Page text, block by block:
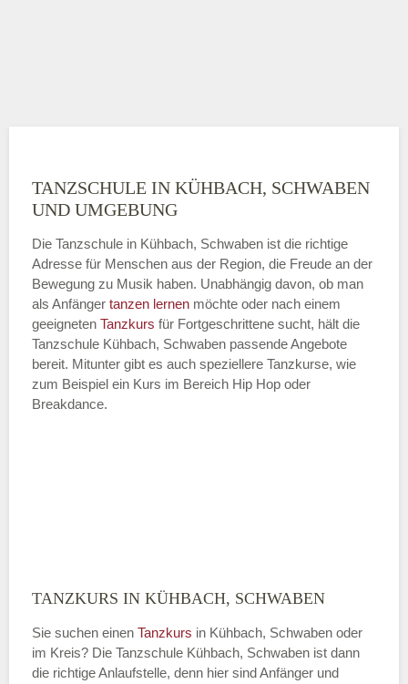
TANZSCHULE IN KÜHBACH, SCHWABEN
UND UMGEBUNG
Die Tanzschule in Kühbach, Schwaben ist die richtige
Adresse für Menschen aus der Region, die Freude an der
Bewegung zu Musik haben. Unabhängig davon, ob man
als Anfänger tanzen lernen möchte oder nach einem
geeigneten Tanzkurs für Fortgeschrittene sucht, hält die
Tanzschule Kühbach, Schwaben passende Angebote
bereit. Mitunter gibt es auch speziellere Tanzkurse, wie
zum Beispiel ein Kurs im Bereich Hip Hop oder
Breakdance.
TANZKURS IN KÜHBACH, SCHWABEN
Sie suchen einen Tanzkurs in Kühbach, Schwaben oder
im Kreis? Die Tanzschule Kühbach, Schwaben ist dann
die richtige Anlaufstelle, denn hier sind Anfänger und